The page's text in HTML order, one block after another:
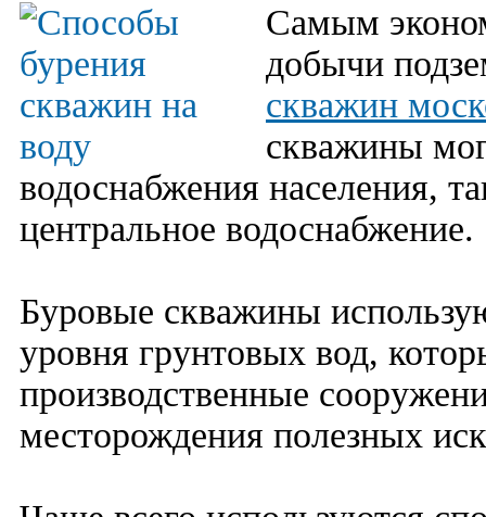
Самым
добычи
скважин
скважины
водоснабжения населения,
центральное водоснабжение.
Буровые скважины
уровня грунтовых вод,
производственные
месторождения полезных